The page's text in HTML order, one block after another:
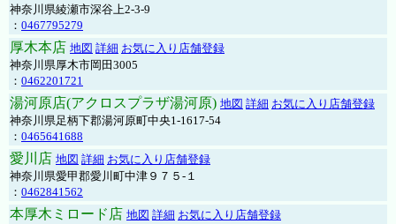
神奈川県綾瀬市深谷上2-3-9
： 0467795279
厚木本店 地図 詳細 お気に入り店舗登録
神奈川県厚木市岡田3005
： 0462201721
湯河原店(アクロスプラザ湯河原) 地図 詳細 お気に入り店舗登録
神奈川県足柄下郡湯河原町中央1-1617-54
： 0465641688
愛川店 地図 詳細 お気に入り店舗登録
神奈川県愛甲郡愛川町中津９７５-１
： 0462841562
本厚木ミロード店 地図 詳細 お気に入り店舗登録